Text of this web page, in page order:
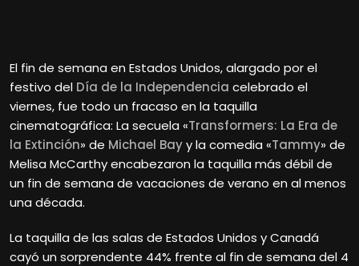
El fin de semana en Estados Unidos, alargado por el
festivo del Día de la Independencia celebrado el
viernes, fue todo un fracaso en la taquilla
cinematográfica: La secuela «Transformers: La Era de
la Extinción» de Michael Bayy la comedia «Tammy» de
Melisa McCarthy encabezaron la taquilla más débil de
un fin de semana de vacaciones de verano en al menos
una década.
La taquilla de las salas de Estados Unidos y Canadá
cayó un sorprendente 44% frente al fin de semana del 4